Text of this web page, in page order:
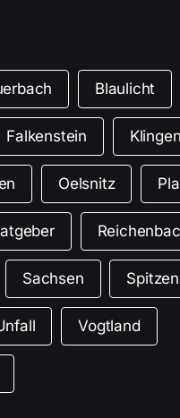
Blaulicht
Falkenstein
Oelsnitz
Sachsen
Vogtland